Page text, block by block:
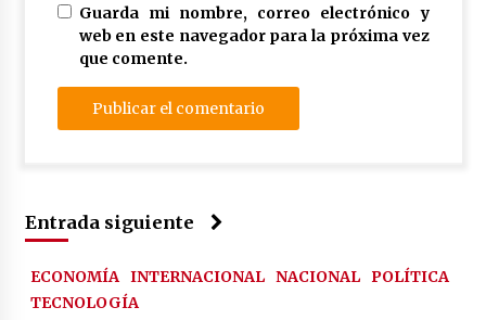
Guarda mi nombre, correo electrónico y
web en este navegador para la próxima vez
que comente.
Entrada siguiente
ECONOMÍA INTERNACIONAL NACIONAL POLÍTICA
TECNOLOGÍA